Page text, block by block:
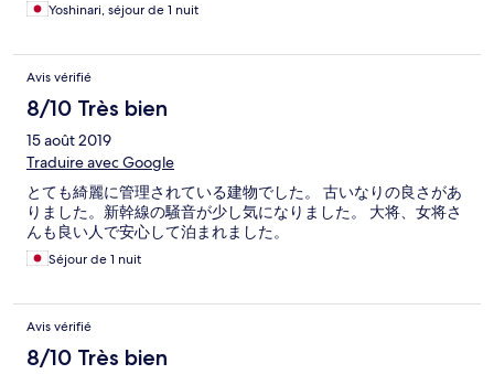
Yoshinari, séjour de 1 nuit
Avis vérifié
8/10 Très bien
15 août 2019
Traduire avec Google
とても綺麗に管理されている建物でした。 古いなりの良さがあ
りました。新幹線の騒音が少し気になりました。 大将、女将さ
んも良い人で安心して泊まれました。
Séjour de 1 nuit
Avis vérifié
8/10 Très bien